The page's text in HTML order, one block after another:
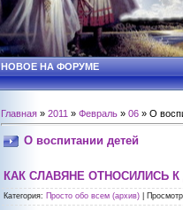
НОВОЕ НА ФОРУМЕ
Главная » 2011 » Февраль » 06 » О
О воспитании детей
КАК СЛАВЯНЕ ОТНОСИЛИСЬ
Категория: Просто обо всем (архив)